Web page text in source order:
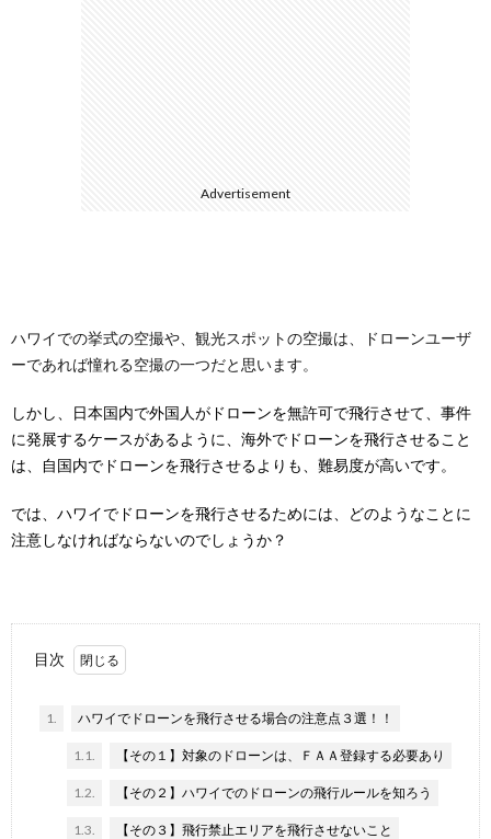
Advertisement
ハワイでの挙式の空撮や、観光スポットの空撮は、ドローンユーザ
ーであれば憧れる空撮の一つだと思います。
しかし、日本国内で外国人がドローンを無許可で飛行させて、事件
に発展するケースがあるように、海外でドローンを飛行させること
は、自国内でドローンを飛行させるよりも、難易度が高いです。
では、ハワイでドローンを飛行させるためには、どのようなことに
注意しなければならないのでしょうか？
目次
1. ハワイでドローンを飛行させる場合の注意点３選！！
1.1. 【その１】対象のドローンは、ＦＡＡ登録する必要あり
1.2. 【その２】ハワイでのドローンの飛行ルールを知ろう
1.3. 【その３】飛行禁止エリアを飛行させないこと